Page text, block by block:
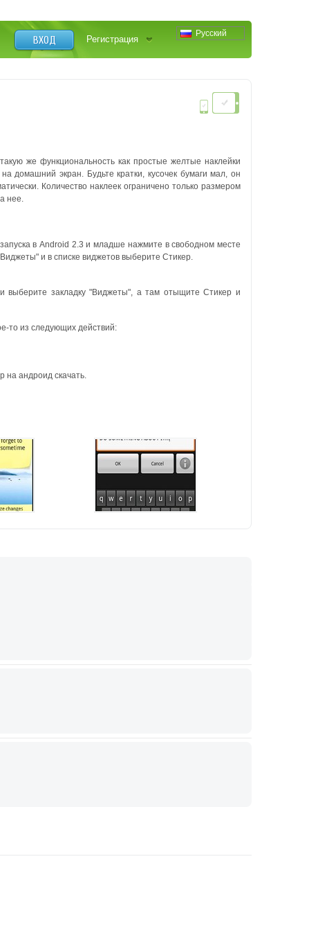
Русский
ВХОД Регистрация
же функциональность как простые желтые наклейки
домашний экран. Будьте кратки, кусочек бумаги мал, он
Количество наклеек ограничено только размером
нее.
в Android 2.3 и младше нажмите в свободном месте
и в списке виджетов выберите Стикер.
выберите закладку "Виджеты", а там отыщите Стикер и
то из следующих действий:
андроид скачать.